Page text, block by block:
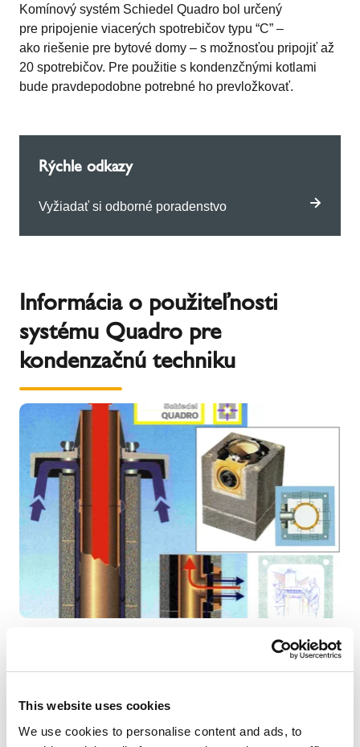
This website uses cookies
We use cookies to personalise content and ads, to
Komínový systém Schiedel Quadro bol určený
pre pripojenie viacerých spotrebičov typu “C” –
ako riešenie pre bytové domy – s možnosťou pripojiť až
20 spotrebičov. Pre použitie s kondenzčnými kotlami
bude pravdepodobne potrebné ho prevložkovať.
Rýchle odkazy
Vyžiadať si odborné poradenstvo
Informácia o použiteľnosti
systému Quadro pre
kondenzačnú techniku
V súčasnosti s ohľadom na legislatívu EU dochádza pri
výmene starých plynových spotrebičov k inštalácii
tvorené komínovým systémom Quadro.
Keďže tým dochádza k výmene spotrebiča a ku